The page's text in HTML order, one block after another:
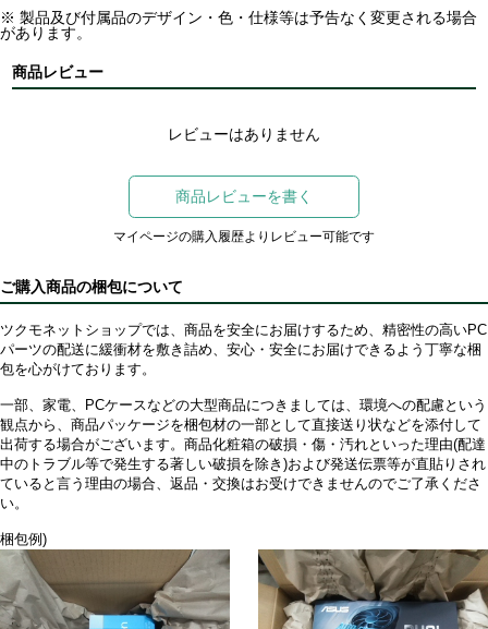
※ 製品及び付属品のデザイン・色・仕様等は予告なく変更される場合
があります。
商品レビュー
レビューはありません
商品レビューを書く
マイページの購入履歴よりレビュー可能です
ご購入商品の梱包について
ツクモネットショップでは、商品を安全にお届けするため、精密性の高いPC
パーツの配送に緩衝材を敷き詰め、安心・安全にお届けできるよう丁寧な梱
包を心がけております。
一部、家電、PCケースなどの大型商品につきましては、環境への配慮という
観点から、商品パッケージを梱包材の一部として直接送り状などを添付して
出荷する場合がございます。商品化粧箱の破損・傷・汚れといった理由(配達
中のトラブル等で発生する著しい破損を除き)および発送伝票等が直貼りされ
ていると言う理由の場合、返品・交換はお受けできませんのでご了承くださ
い。
梱包例)